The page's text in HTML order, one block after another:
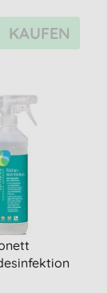
KAUFEN